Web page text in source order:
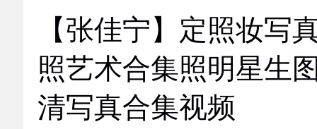
【张佳宁】定照妆写
照艺术合集照明星生
清写真合集视频